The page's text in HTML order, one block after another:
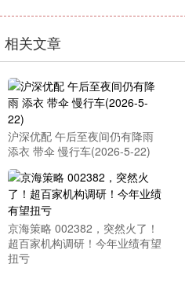
相关文章
沪深优配 午后至夜间仍有降雨
添衣 带伞 慢行车(2026-5-22)
京海策略 002382，突然火了！
超百家机构调研！今年业绩有望
扭亏